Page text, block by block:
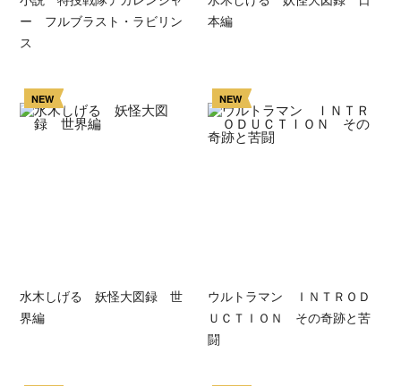
ー フルブラスト・ラビリン
ス
本編
NEW
水木しげる 妖怪大図録 世
界編
NEW
ウルトラマン ＩＮＴＲＯＤ
ＵＣＴＩＯＮ その奇跡と苦
闘